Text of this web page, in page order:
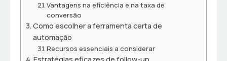
Vantagens na eficiência e na taxa de
conversão
Como escolher a ferramenta certa de
automação
Recursos essenciais a considerar